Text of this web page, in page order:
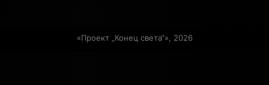
«Проект „Конец света“», 2026